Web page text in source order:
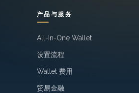
产品与服务
All-In-One Wallet
设置流程
Wallet 费用
贸易金融